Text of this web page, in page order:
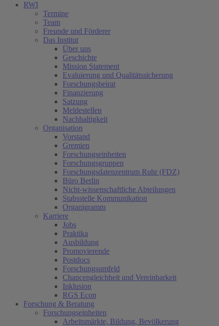
RWI
Termine
Team
Freunde und Förderer
Das Institut
Über uns
Geschichte
Mission Statement
Evaluierung und Qualitätssicherung
Forschungsbeirat
Finanzierung
Satzung
Meldestellen
Nachhaltigkeit
Organisation
Vorstand
Gremien
Forschungseinheiten
Forschungsgruppen
Forschungsdatenzentrum Ruhr (FDZ)
Büro Berlin
Nicht-wissenschaftliche Abteilungen
Stabsstelle Kommunikation
Organigramm
Karriere
Jobs
Praktika
Ausbildung
Promovierende
Postdocs
Forschungsumfeld
Chancengleichheit und Vereinbarkeit
Inklusion
RGS Econ
Forschung & Beratung
Forschungseinheiten
Arbeitsmärkte, Bildung, Bevölkerung